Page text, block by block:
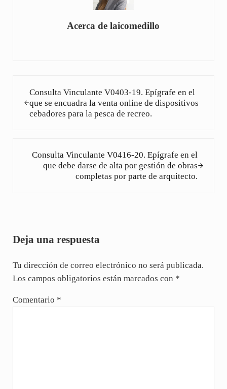
Acerca delaicomedillo
Consulta Vinculante V0403-19. Epígrafe en el
que se encuadra la venta online de dispositivos
cebadores para la pesca de recreo.
Consulta Vinculante V0416-20. Epígrafe en el
que debe darse de alta por gestión de obras
completas por parte de arquitecto.
Deja una respuesta
Tu dirección de correo electrónico no será publicada.
Los campos obligatorios están marcados con *
Comentario *